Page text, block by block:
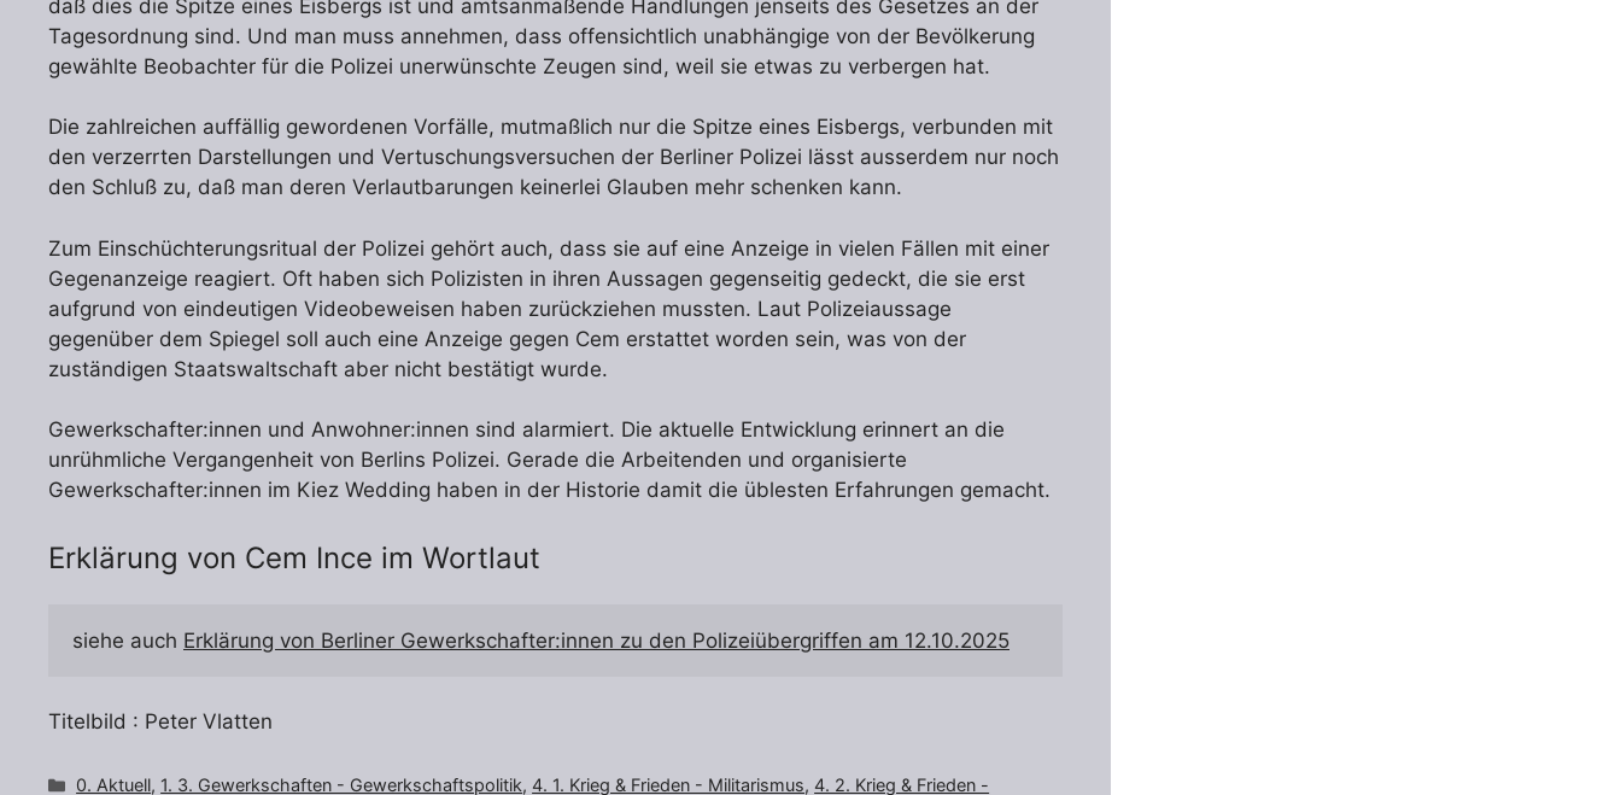
daß dies die Spitze eines Eisbergs ist und amtsanmaßende Handlungen jenseits des Gesetzes an der
Tagesordnung sind. Und man muss annehmen, dass offensichtlich unabhängige von der Bevölkerung
gewählte Beobachter für die Polizei unerwünschte Zeugen sind, weil sie etwas zu verbergen hat.
Die zahlreichen auffällig gewordenen Vorfälle, mutmaßlich nur die Spitze eines Eisbergs, verbunden mit
den verzerrten Darstellungen und Vertuschungsversuchen der Berliner Polizei lässt ausserdem nur noch
den Schluß zu, daß man deren Verlautbarungen keinerlei Glauben mehr schenken kann.
Zum Einschüchterungsritual der Polizei gehört auch, dass sie auf eine Anzeige in vielen Fällen mit einer
Gegenanzeige reagiert. Oft haben sich Polizisten in ihren Aussagen gegenseitig gedeckt, die sie erst
aufgrund von eindeutigen Videobeweisen haben zurückziehen mussten. Laut Polizeiaussage
gegenüber dem Spiegel soll auch eine Anzeige gegen Cem erstattet worden sein, was von der
zuständigen Staatswaltschaft aber nicht bestätigt wurde.
Gewerkschafter:innen und Anwohner:innen sind alarmiert. Die aktuelle Entwicklung erinnert an die
unrühmliche Vergangenheit von Berlins Polizei. Gerade die Arbeitenden und organisierte
Gewerkschafter:innen im Kiez Wedding haben in der Historie damit die üblesten Erfahrungen gemacht.
Erklärung von Cem Ince im Wortlaut
siehe auch Erklärung von Berliner Gewerkschafter:innen zu den Polizeiübergriffen am 12.10.2025
Titelbild : Peter Vlatten
Kategorien
0. Aktuell, 1. 3. Gewerkschaften - Gewerkschaftspolitik,4. 1. Krieg & Frieden - Militarismus,4. 2. Krieg & Frieden -